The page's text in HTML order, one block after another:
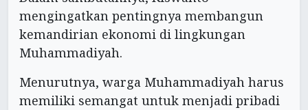
mengingatkan pentingnya membangun
kemandirian ekonomi di lingkungan
Muhammadiyah.
Menurutnya, warga Muhammadiyah harus
memiliki semangat untuk menjadi pribadi